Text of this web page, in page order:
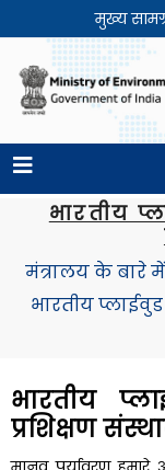
मुख्य
भारतीय
मंत्रालय के बारे में
भारतीय
भारतीय
प्रशिक्षण